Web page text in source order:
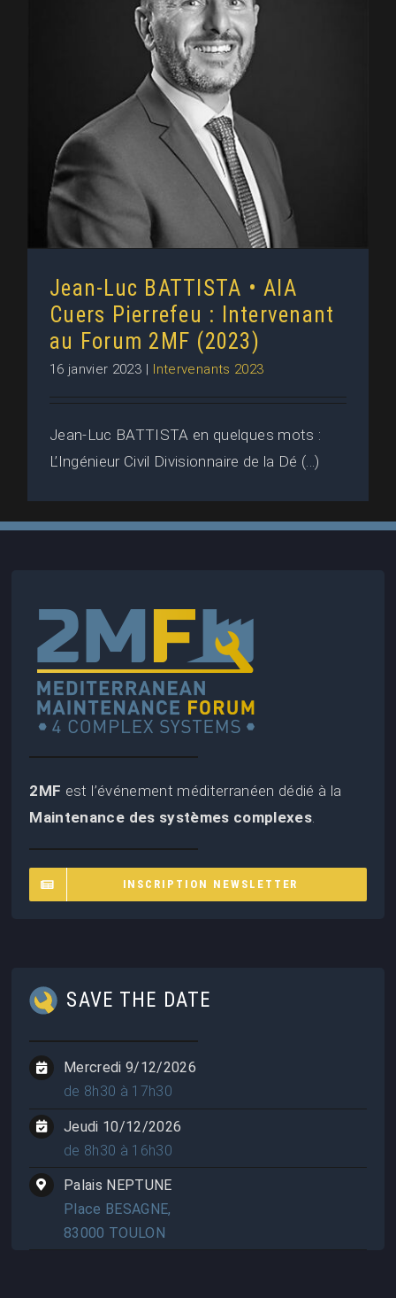
Jean-Luc BATTISTA • AIA Cuers
Pierrefeu : Intervenant au Forum
2MF (2023)
Jean-Luc BATTISTA • AIA
Cuers Pierrefeu : Intervenant
au Forum 2MF (2023)
16 janvier 2023 Intervenants 2023
Jean-Luc BATTISTA en quelques mots :
L’Ingénieur Civil Divisionnaire de la Dé (...)
2MF est l’événement méditerranéen dédié à la
Maintenance des systèmes complexes.
INSCRIPTION NEWSLETTER
SAVE THE DATE
Mercredi 9/12/2026
de 8h30 à 17h30
Jeudi 10/12/2026
de 8h30 à 16h30
Palais NEPTUNE
Place BESAGNE,
83000 TOULON